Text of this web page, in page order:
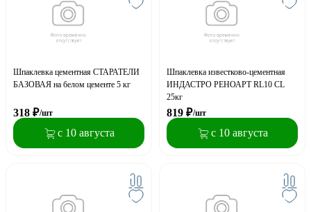
Шпаклевка цементная СТАРАТЕЛИ
БАЗОВАЯ на белом цементе 5 кг
318 ₽/шт
с 10 августа
Шпаклевка известково-цементная
ИНДАСТРО РЕНОАРТ RL10 CL
25кг
819 ₽/шт
с 10 августа